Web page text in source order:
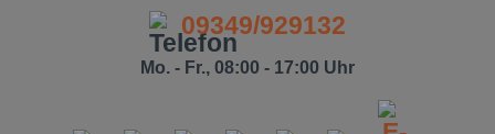
09349/929132
Mo. - Fr., 08:00 - 17:00 Uhr